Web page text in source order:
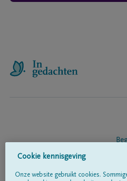
Cookie kennisgeving
Onze website gebruikt cookies.